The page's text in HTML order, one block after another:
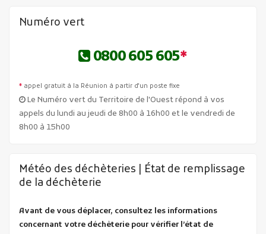
Numéro vert
0800 605 605*
*appel gratuit à la Réunion à partir d'un poste fixe
Le Numéro vert du Territoire de l'Ouest répond à vos
appels du lundi au jeudi de 8h00 à 16h00 et le vendredi de
8h00 à 15h00
Météo des déchèteries | État de remplissage
de la déchèterie
Avant de vous déplacer, consultez les informations
concernant votre déchèterie pour vérifier l’état de